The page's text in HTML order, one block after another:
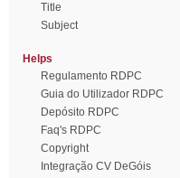
Title
Subject
Helps
Regulamento RDPC
Guia do Utilizador RDPC
Depósito RDPC
Faq's RDPC
Copyright
Integração CV DeGóis